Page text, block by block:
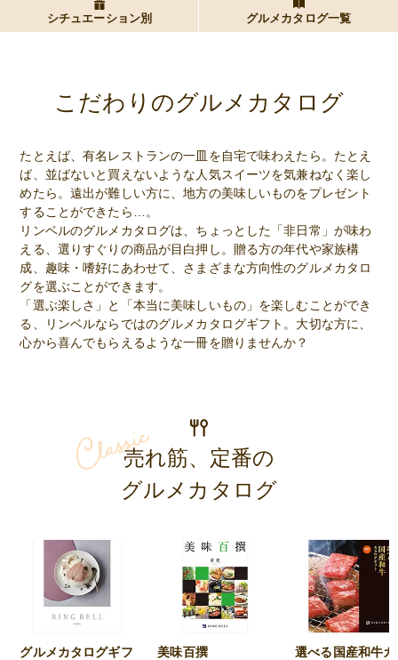
シチュエーション別 グルメカタログ一覧
こだわりのグルメカタログ
たとえば、有名レストランの一皿を自宅で味わえたら。たとえ
ば、並ばないと買えないような人気スイーツを気兼ねなく楽し
めたら。遠出が難しい方に、地方の美味しいものをプレゼント
することができたら…。
リンベルのグルメカタログは、ちょっとした「非日常」が味わ
える、選りすぐりの商品が目白押し。贈る方の年代や家族構
成、趣味・嗜好にあわせて、さまざまな方向性のグルメカタロ
グを選ぶことができます。
「選ぶ楽しさ」と「本当に美味しいもの」を楽しむことができ
る、リンベルならではのグルメカタログギフト。大切な方に、
心から喜んでもらえるような一冊を贈りませんか？
売れ筋、定番の
グルメカタログ
グルメカタログギフ
美味百撰
選べる国産和牛カ